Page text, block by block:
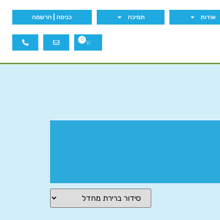
אודות תמיכה כניסה | הרשמה
0